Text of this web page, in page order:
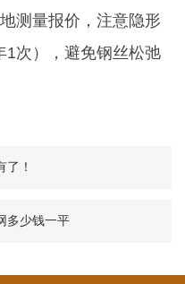
测量报价，注意隐形
1次），避免钢丝松弛
了！
多少钱一平